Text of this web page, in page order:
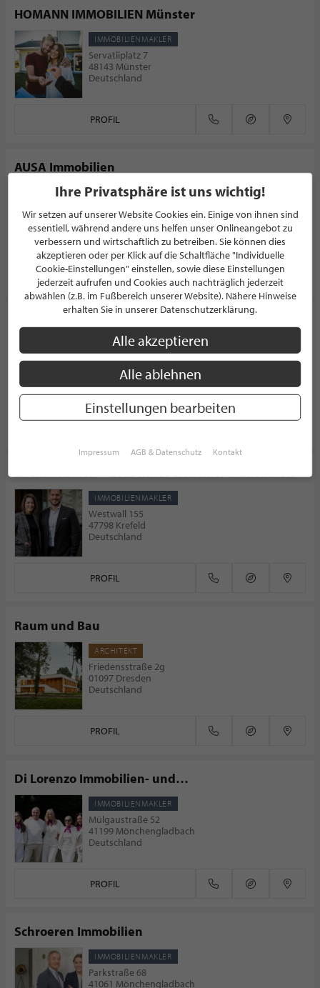
HOMANN IMMOBILIEN Münster
IMMOBILIENMAKLER
Servatiiplatz 7
48143 Münster
Deutschland
PROFIL
AUSA Immobilien
IMMOBILIENMAKLER
Wolbecker Straße 304
48155 Münster
Deutschland
PROFIL
IMMOBILIENMAKLER
Westparkstraße 30
47803 Krefeld
Deutschland
PROFIL
LR Immobilien – Leuschner & Riemer Immobilien
IMMOBILIENMAKLER
Westwall 155
47798 Krefeld
Deutschland
PROFIL
Raum und Bau
ARCHITEKT
Friedensstraße 2g
01097 Dresden
Deutschland
PROFIL
Di Lorenzo Immobilien- und
Sachverständigenbüro
IMMOBILIENMAKLER
Mülgaustraße 52
41199 Mönchengladbach
Deutschland
PROFIL
Schroeren Immobilien
IMMOBILIENMAKLER
Parkstraße 68
41061 Mönchengladbach
Ihre Privatsphäre ist uns wichtig!
Wir setzen auf unserer Website Cookies ein. Einige von ihnen sind
essentiell, während andere uns helfen unser Onlineangebot zu
verbessern und wirtschaftlich zu betreiben. Sie können dies
akzeptieren oder per Klick auf die Schaltfläche "Individuelle
Cookie-Einstellungen" einstellen, sowie diese Einstellungen
jederzeit aufrufen und Cookies auch nachträglich jederzeit
abwählen (z.B. im Fußbereich unserer Website). Nähere Hinweise
erhalten Sie in unserer Datenschutzerklärung.
Alle akzeptieren
Alle ablehnen
Einstellungen bearbeiten
Impressum AGB & Datenschutz Kontakt